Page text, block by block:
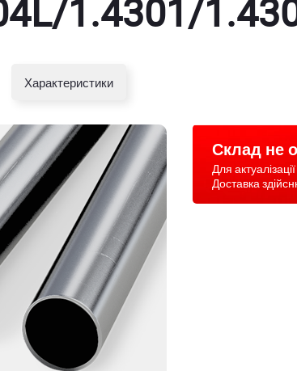
1.4301/
Характеристики
Склад не
Для
Доставка